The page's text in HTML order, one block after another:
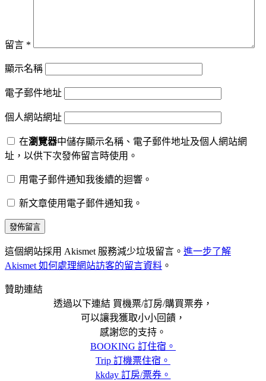
留言 *
顯示名稱
電子郵件地址
個人網站網址
在瀏覽器中儲存顯示名稱、電子郵件地址及個人網站網
址，以供下次發佈留言時使用。
用電子郵件通知我後續的迴響。
新文章使用電子郵件通知我。
這個網站採用 Akismet 服務減少垃圾留言。 進一步了解
Akismet 如何處理網站訪客的留言資料 。
贊助連結
透過以下連結 買機票/訂房/購買票券，
可以讓我獲取小小回饋，
感謝您的支持。
BOOKING 訂住宿。
Trip 訂機票住宿。
kkday 訂房/票券。